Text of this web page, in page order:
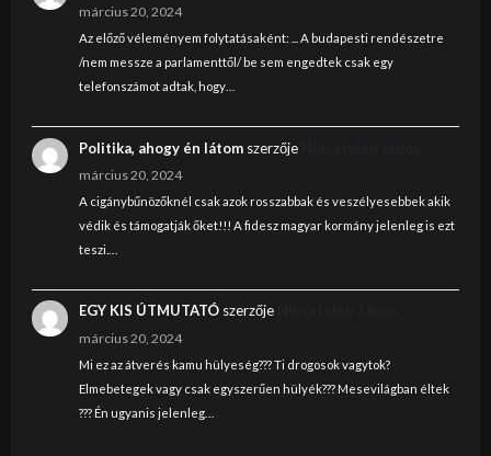
március 20, 2024
Az előző véleményem folytatásaként: ... A budapesti rendészetre
/nem messze a parlamenttől/ be sem engedtek csak egy
telefonszámot adtak, hogy…
Politika, ahogy én látomszerzője
március 20, 2024
A cigánybűnözőknél csak azok rosszabbak és veszélyesebbek akik
védik és támogatják őket!!! A fidesz magyar kormány jelenleg is ezt
teszi.…
EGY KIS ÚTMUTATÓszerzője
március 20, 2024
Mi ez az átverés kamu hülyeség??? Ti drogosok vagytok?
Elmebetegek vagy csak egyszerűen hülyék??? Mesevilágban éltek
??? Én ugyanis jelenleg…